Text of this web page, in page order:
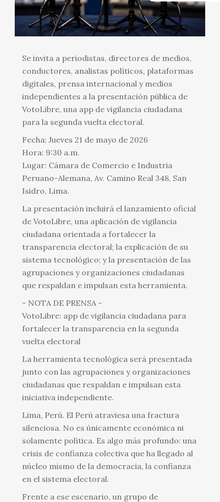
Se invita a periodistas, directores de medios,
conductores, analistas políticos, plataformas
digitales, prensa internacional y medios
independientes a la presentación pública de
VotoLibre, una app de vigilancia ciudadana
para la segunda vuelta electoral.
Fecha: Jueves 21 de mayo de 2026
Hora: 9:30 a.m.
Lugar: Cámara de Comercio e Industria
Peruano-Alemana, Av. Camino Real 348, San
Isidro, Lima.
La presentación incluirá el lanzamiento oficial
de VotoLibre, una aplicación de vigilancia
ciudadana orientada a fortalecer la
transparencia electoral; la explicación de su
sistema tecnológico; y la presentación de las
agrupaciones y organizaciones ciudadanas
que respaldan e impulsan esta herramienta.
- NOTA DE PRENSA -
VotoLibre: app de vigilancia ciudadana para
fortalecer la transparencia en la segunda
vuelta electoral
La herramienta tecnológica será presentada
junto con las agrupaciones y organizaciones
ciudadanas que respaldan e impulsan esta
iniciativa independiente.
Lima, Perú. El Perú atraviesa una fractura
silenciosa. No es únicamente económica ni
solamente política. Es algo más profundo: una
crisis de confianza colectiva que ha llegado al
núcleo mismo de la democracia, la confianza
en el sistema electoral.
Frente a ese escenario, un grupo de